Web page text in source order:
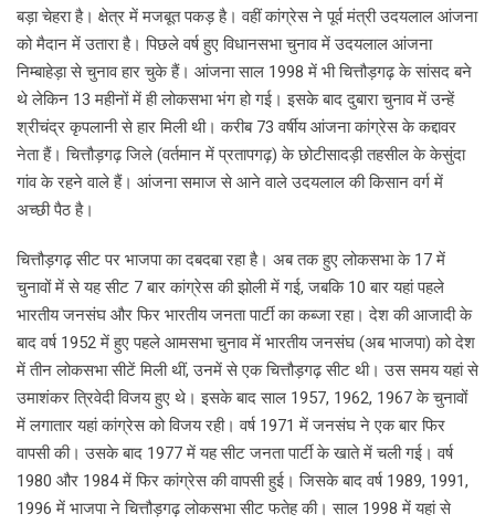
बड़ा चेहरा है। क्षेत्र में मजबूत पकड़ है। वहीं कांग्रेस ने पूर्व मंत्री उदयलाल आंजना
को मैदान में उतारा है। पिछले वर्ष हुए विधानसभा चुनाव में उदयलाल आंजना
निम्बाहेड़ा से चुनाव हार चुके हैं। आंजना साल 1998 में भी चित्तौड़गढ़ के सांसद बने
थे लेकिन 13 महीनों में ही लोकसभा भंग हो गई। इसके बाद दुबारा चुनाव में उन्हें
श्रीचंद्र कृपलानी से हार मिली थी। करीब 73 वर्षीय आंजना कांग्रेस के कद्दावर
नेता हैं। चित्तौड़गढ़ जिले (वर्तमान में प्रतापगढ़) के छोटीसादड़ी तहसील के केसुंदा
गांव के रहने वाले हैं। आंजना समाज से आने वाले उदयलाल की किसान वर्ग में
अच्छी पैठ है।
चित्तौड़गढ़ सीट पर भाजपा का दबदबा रहा है। अब तक हुए लोकसभा के 17 में
चुनावों में से यह सीट 7 बार कांग्रेस की झोली में गई, जबकि 10 बार यहां पहले
भारतीय जनसंघ और फिर भारतीय जनता पार्टी का कब्जा रहा। देश की आजादी के
बाद वर्ष 1952 में हुए पहले आमसभा चुनाव में भारतीय जनसंघ (अब भाजपा) को देश
में तीन लोकसभा सीटें मिली थीं, उनमें से एक चित्तौड़गढ़ सीट थी। उस समय यहां से
उमाशंकर त्रिवेदी विजय हुए थे। इसके बाद साल 1957, 1962, 1967 के चुनावों
में लगातार यहां कांग्रेस को विजय रही। वर्ष 1971 में जनसंघ ने एक बार फिर
वापसी की। उसके बाद 1977 में यह सीट जनता पार्टी के खाते में चली गई। वर्ष
1980 और 1984 में फिर कांग्रेस की वापसी हुई। जिसके बाद वर्ष 1989, 1991,
1996 में भाजपा ने चित्तौड़गढ़ लोकसभा सीट फतेह की। साल 1998 में यहां से